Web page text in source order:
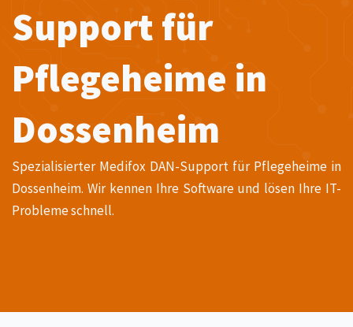
Support für
Pflegeheime in
Dossenheim
Spezialisierter Medifox DAN-Support für Pflegeheime in
Dossenheim. Wir kennen Ihre Software und lösen Ihre IT-
Probleme schnell.